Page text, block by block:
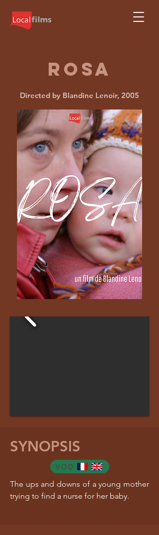
ROSA
Directed by Blandine Lenoir, 2005
SYNOPSIS
The ups and downs of a young mother
trying to find a nurse for her baby.